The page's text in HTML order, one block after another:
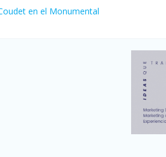
en el Monumental
movimiento y consumo turístico: 4,6
usados en julio: bajó un 12,6%